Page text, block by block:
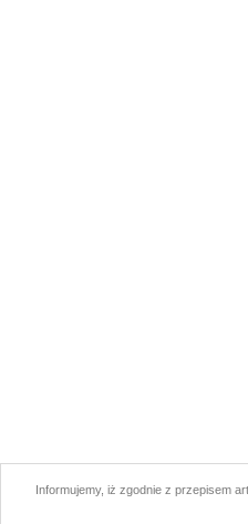
Informujemy, iż zgodnie z przepisem